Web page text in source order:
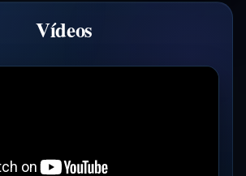
Vídeos